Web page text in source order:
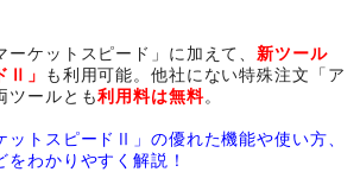
ケットスピード」に加えて、 新ツール
Ⅱ」
も利用可能。他社にない特殊注文「ア
ツールとも利用料は無料。
トスピードⅡ」の優れた機能や使い方、
わかりやすく解説！